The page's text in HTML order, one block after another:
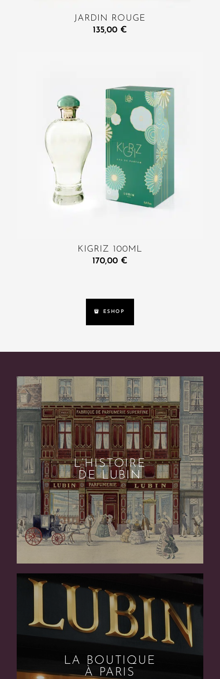
JARDIN ROUGE
135,00 €
KIGRIZ 100ML
170,00 €
ESHOP
L’HISTOIRE
DE LUBIN
LA BOUTIQUE
À PARIS